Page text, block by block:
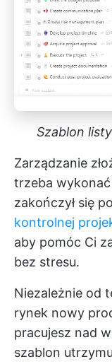
Szablon
Zarządzanie
trzeba
zakończył się
kontrolnej
aby pomóc Ci
bez stresu.
Niezależnie od
rynek nowy
pracujesz nad
szablon